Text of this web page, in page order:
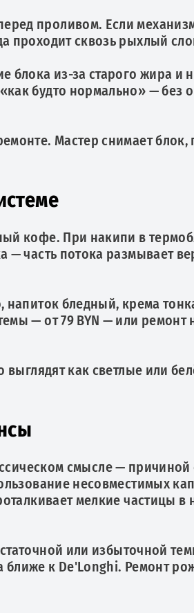
проливом. Если
проходит сквозь рыхлый
из-за старого жира и
будто нормально» — без
Мастер снимает
кофе. При накипи в
часть потока размывает
напиток бледный, крема
— от 79 BYN — или ремонт
как светлые или
смысле — причиной
несовместимых
мелкие частицы в
или избыточной
ближе к De'Longhi. Ремонт